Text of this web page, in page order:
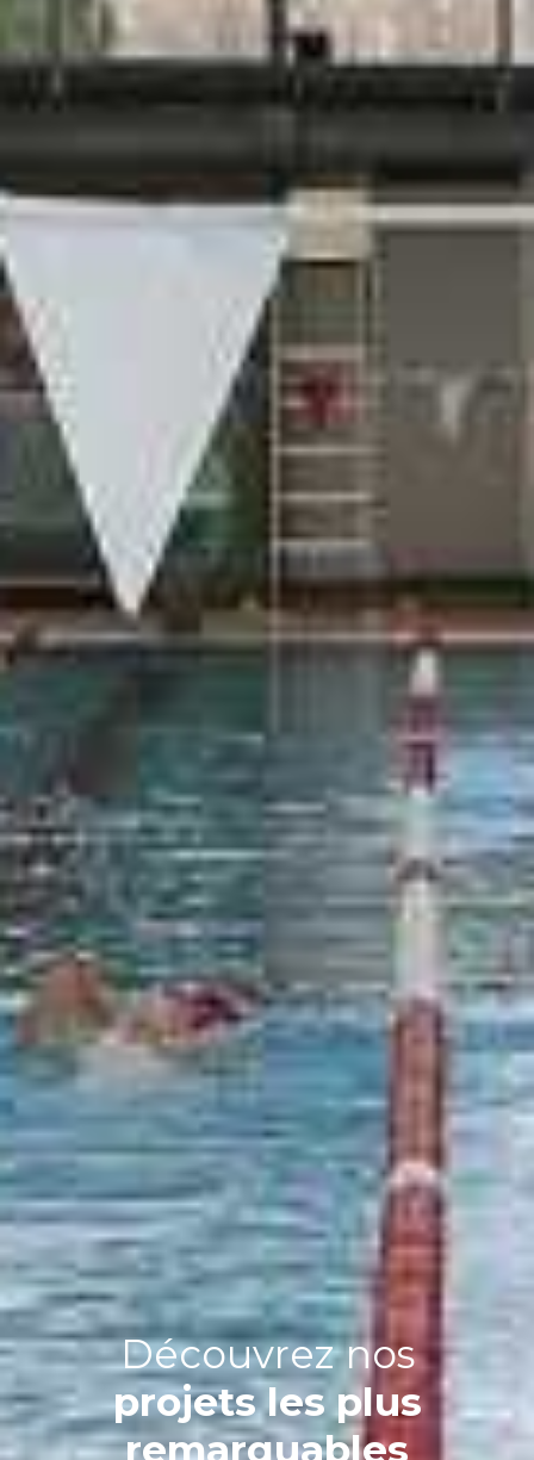
Découvrez nos
projets les plus
remarquables